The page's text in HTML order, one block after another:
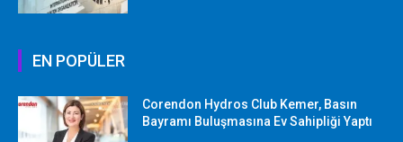
EN POPÜLER
Corendon Hydros Club Kemer, Basın
Bayramı Buluşmasına Ev Sahipliği Yaptı